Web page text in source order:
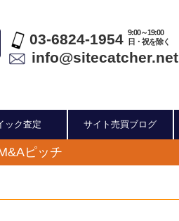
03-6824-1954 9:00～19:00
日・祝を除く
info@sitecatcher.net
ック査定 サイト売買ブログ
ピッチ